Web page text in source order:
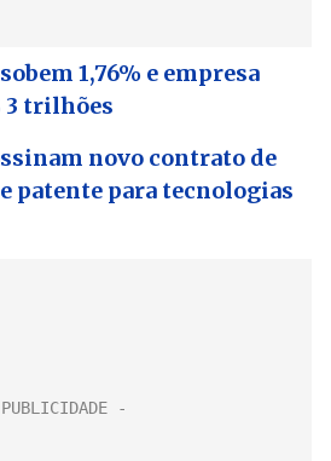
1,76% e empresa
3 trilhões
novo contrato de
patente para tecnologias